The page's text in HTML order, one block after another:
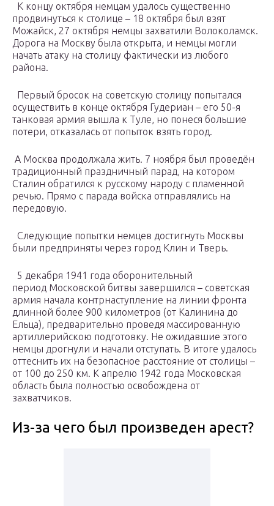
К концу октября немцам удалось существенно
продвинуться к столице – 18 октября был взят
Можайск, 27 октября немцы захватили Волоколамск.
Дорога на Москву была открыта, и немцы могли
начать атаку на столицу фактически из любого
района.
Первый бросок на советскую столицу попытался
осуществить в конце октября Гудериан – его 50-я
танковая армия вышла к Туле, но понеся большие
потери, отказалась от попыток взять город.
А Москва продолжала жить. 7 ноября был проведён
традиционный праздничный парад, на котором
Сталин обратился к русскому народу с пламенной
речью. Прямо с парада войска отправлялись на
передовую.
Следующие попытки немцев достигнуть Москвы
были предприняты через город Клин и Тверь.
5 декабря 1941 года оборонительный
период Московской битвы завершился – советская
армия начала контрнаступление на линии фронта
длинной более 900 километров (от Калинина до
Ельца), предварительно проведя массированную
артиллерийскою подготовку. Не ожидавшие этого
немцы дрогнули и начали отступать. В итоге удалось
оттеснить их на безопасное расстояние от столицы –
от 100 до 250 км. К апрелю 1942 года Московская
область была полностью освобождена от
захватчиков.
Из-за чего был произведен арест?